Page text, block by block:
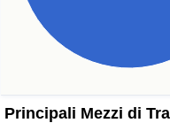
Principali Mezzi di
Indice dell’Assistenza
Nazione
Inquinamento